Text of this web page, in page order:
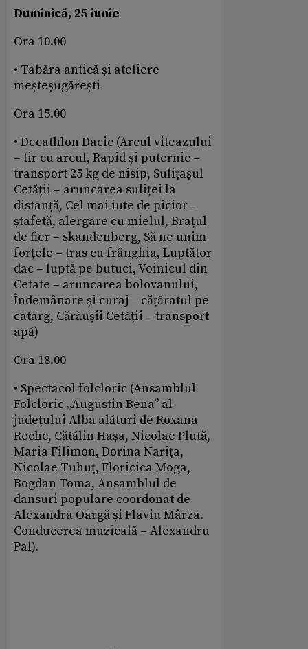
Duminică, 25 iunie
Ora 10.00
• Tabăra antică și ateliere
meșteșugărești
Ora 15.00
• Decathlon Dacic (Arcul viteazului
– tir cu arcul, Rapid și puternic –
transport 25 kg de nisip, Sulițașul
Cetății – aruncarea suliței la
distanță, Cel mai iute de picior –
ștafetă, alergare cu mielul, Brațul
de fier – skandenberg, Să ne unim
forțele – tras cu frânghia, Luptător
dac – luptă pe butuci, Voinicul din
Cetate – aruncarea bolovanului,
Îndemânare și curaj – cățăratul pe
catarg, Cărăușii Cetății – transport
apă)
Ora 18.00
• Spectacol folcloric (Ansamblul
Folcloric „Augustin Bena” al
județului Alba alături de Roxana
Reche, Cătălin Hașa, Nicolae Plută,
Maria Filimon, Dorina Narița,
Nicolae Tuhuț, Floricica Moga,
Bogdan Toma, Ansamblul de
dansuri populare coordonat de
Alexandra Oargă și Flaviu Mârza.
Conducerea muzicală – Alexandru
Pal).